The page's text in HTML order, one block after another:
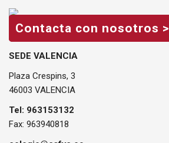
Contacta con nosotros >
SEDE VALENCIA
Plaza Crespins, 3
46003 VALENCIA
Tel: 963153132
Fax: 963940818